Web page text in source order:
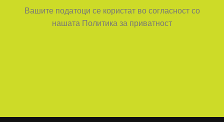
Вашите податоци се користат во согласност со
нашата Политика за приватност